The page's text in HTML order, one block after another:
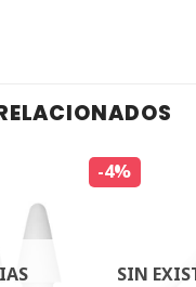
-4%
SIN